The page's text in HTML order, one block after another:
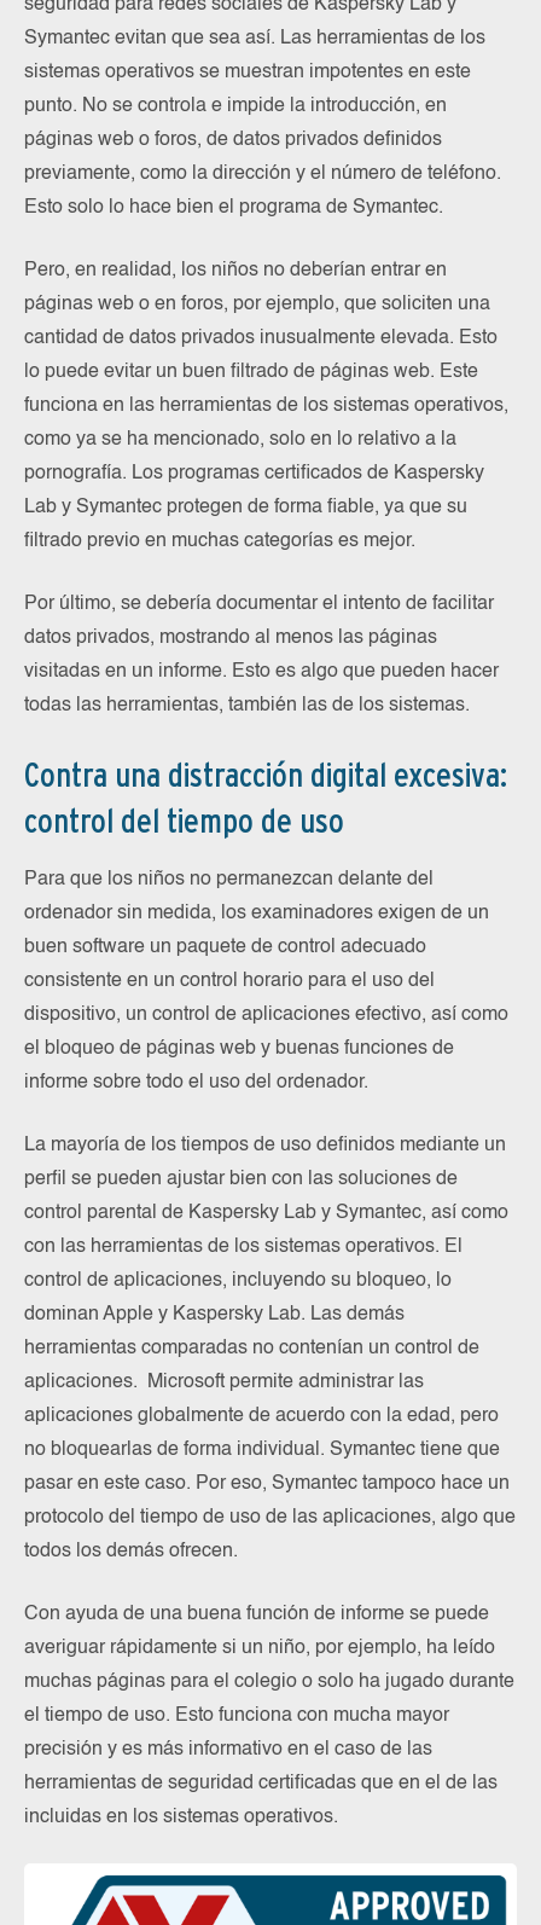
seguridad para redes sociales de Kaspersky Lab y
Symantec evitan que sea así. Las herramientas de los
sistemas operativos se muestran impotentes en este
punto. No se controla e impide la introducción, en
páginas web o foros, de datos privados definidos
previamente, como la dirección y el número de teléfono.
Esto solo lo hace bien el programa de Symantec.
Pero, en realidad, los niños no deberían entrar en
páginas web o en foros, por ejemplo, que soliciten una
cantidad de datos privados inusualmente elevada. Esto
lo puede evitar un buen filtrado de páginas web. Este
funciona en las herramientas de los sistemas operativos,
como ya se ha mencionado, solo en lo relativo a la
pornografía. Los programas certificados de Kaspersky
Lab y Symantec protegen de forma fiable, ya que su
filtrado previo en muchas categorías es mejor.
Por último, se debería documentar el intento de facilitar
datos privados, mostrando al menos las páginas
visitadas en un informe. Esto es algo que pueden hacer
todas las herramientas, también las de los sistemas.
Contra una distracción digital excesiva:
control del tiempo de uso
Para que los niños no permanezcan delante del
ordenador sin medida, los examinadores exigen de un
buen software un paquete de control adecuado
consistente en un control horario para el uso del
dispositivo, un control de aplicaciones efectivo, así como
el bloqueo de páginas web y buenas funciones de
informe sobre todo el uso del ordenador.
La mayoría de los tiempos de uso definidos mediante un
perfil se pueden ajustar bien con las soluciones de
control parental de Kaspersky Lab y Symantec, así como
con las herramientas de los sistemas operativos. El
control de aplicaciones, incluyendo su bloqueo, lo
dominan Apple y Kaspersky Lab. Las demás
herramientas comparadas no contenían un control de
aplicaciones. Microsoft permite administrar las
aplicaciones globalmente de acuerdo con la edad, pero
no bloquearlas de forma individual. Symantec tiene que
pasar en este caso. Por eso, Symantec tampoco hace un
protocolo del tiempo de uso de las aplicaciones, algo que
todos los demás ofrecen.
Con ayuda de una buena función de informe se puede
averiguar rápidamente si un niño, por ejemplo, ha leído
muchas páginas para el colegio o solo ha jugado durante
el tiempo de uso. Esto funciona con mucha mayor
precisión y es más informativo en el caso de las
herramientas de seguridad certificadas que en el de las
incluidas en los sistemas operativos.